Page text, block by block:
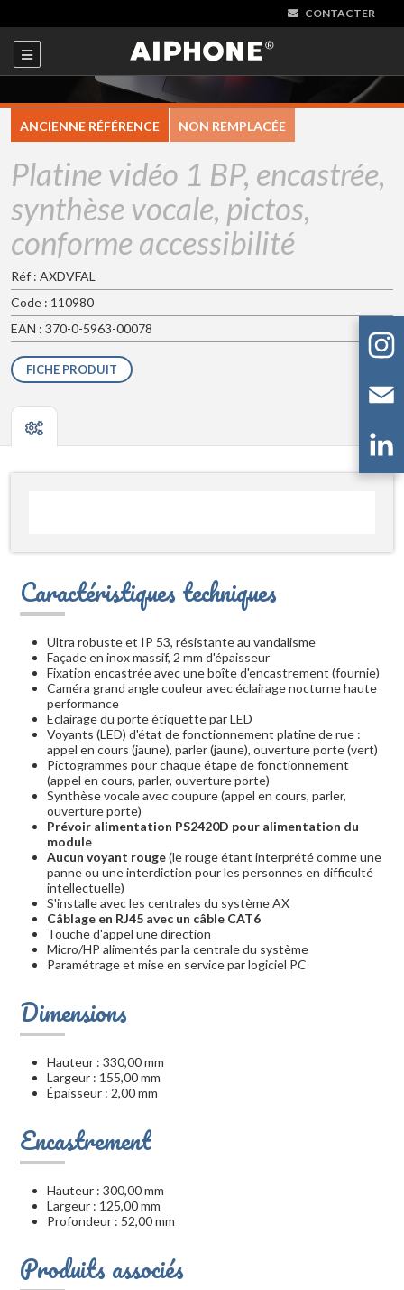
CONTACTER
ANCIENNE RÉFÉRENCE NON REMPLACÉE
Platine vidéo 1 BP, encastrée,
synthèse vocale, pictos,
conforme accessibilité
Réf : AXDVFAL
Code : 110980
EAN : 370-0-5963-00078
FICHE PRODUIT
Caractéristiques techniques
Ultra robuste et IP 53, résistante au vandalisme
Façade en inox massif, 2 mm d'épaisseur
Fixation encastrée avec une boîte d'encastrement (fournie)
Caméra grand angle couleur avec éclairage nocturne haute
performance
Eclairage du porte étiquette par LED
Voyants (LED) d'état de fonctionnement platine de rue :
appel en cours (jaune), parler (jaune), ouverture porte (vert)
Pictogrammes pour chaque étape de fonctionnement
(appel en cours, parler, ouverture porte)
Synthèse vocale avec coupure (appel en cours, parler,
ouverture porte)
Prévoir alimentation PS2420D pour alimentation du
module
Aucun voyant rouge(le rouge étant interprété comme une
panne ou une interdiction pour les personnes en difficulté
intellectuelle)
S'installe avec les centrales du système AX
Câblage en RJ45 avec un câble CAT6
Touche d'appel une direction
Micro/HP alimentés par la centrale du système
Paramétrage et mise en service par logiciel PC
Dimensions
Hauteur : 330,00 mm
Largeur : 155,00 mm
Épaisseur : 2,00 mm
Encastrement
Hauteur : 300,00 mm
Largeur : 125,00 mm
Profondeur : 52,00 mm
Produits associés